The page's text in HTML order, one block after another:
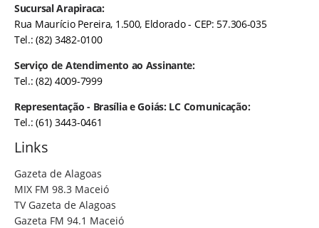
Sucursal Arapiraca:
Rua Maurício Pereira, 1.500, Eldorado - CEP: 57.306-035
Tel.: (82) 3482-0100
Serviço de Atendimento ao Assinante:
Tel.: (82) 4009-7999
Representação - Brasília e Goiás: LC Comunicação:
Tel.: (61) 3443-0461
Links
Gazeta de Alagoas
MIX FM 98.3 Maceió
TV Gazeta de Alagoas
Gazeta FM 94.1 Maceió